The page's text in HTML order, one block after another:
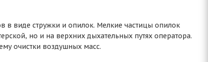
в виде стружки и опилок. Мелкие частицы опилок
но и на верхних дыхательных путях оператора.
очистки воздушных масс.